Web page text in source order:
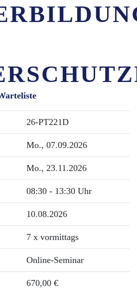
26-PT221D
Mo., 07.09.2026
Mo., 23.11.2026
08:30 - 13:30 Uhr
10.08.2026
7 x vormittags
Online-Seminar
670,00 €